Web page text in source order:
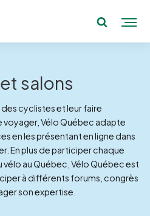
salons
cyclistes et leur faire
voyager, Vélo Québec adapte
en les présentant en ligne dans
En plus de participer chaque
vélo au Québec, Vélo Québec est
à différents forums, congrès
son expertise.